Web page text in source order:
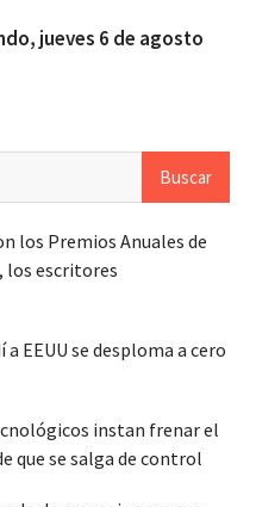
jueves 6 de agosto
los Premios Anuales de
los escritores
EEUU se desploma a cero
instan frenar el
que se salga de control